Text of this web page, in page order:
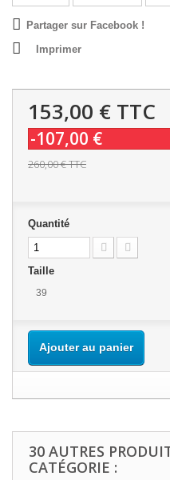
Partager sur Facebook !
Imprimer
153,00 € TTC
-107,00 €
260,00 €TTC
Quantité
Taille
39
Ajouter au panier
30 AUTRES
CATÉGORIE :